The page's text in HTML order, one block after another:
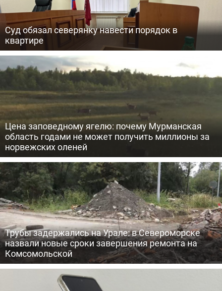
Суд обязал северянку навести порядок в
квартире
Цена заповедному ягелю: почему Мурманская
область годами не может получить миллионы за
норвежских оленей
Трубы задержались на Урале: в Североморске
назвали новые сроки завершения ремонта на
Комсомольской